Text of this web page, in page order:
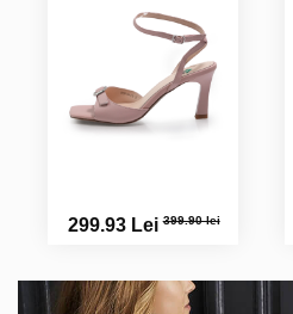
299.93 Lei399.90 lei